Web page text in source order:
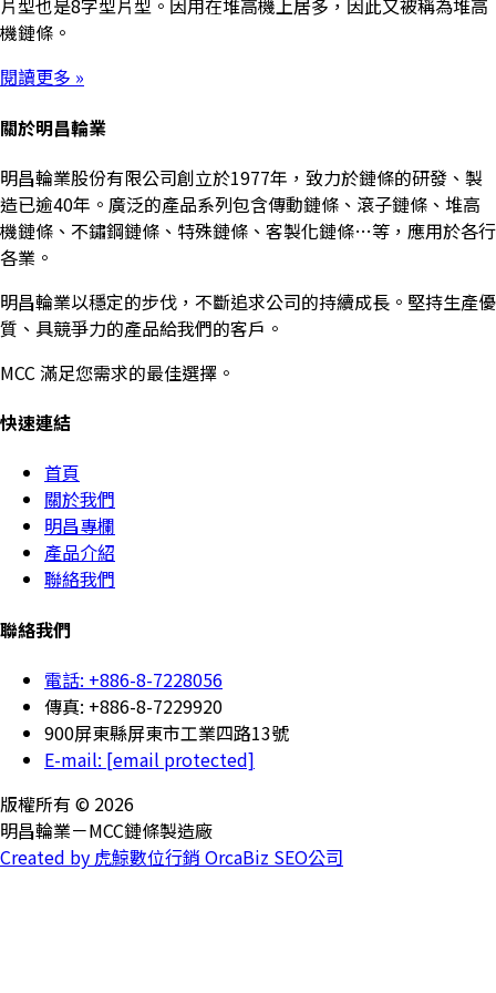
片型也是8字型片型。因用在堆高機上居多，因此又被稱為堆高
機鏈條。
閱讀更多 »
關於明昌輪業
明昌輪業股份有限公司創立於1977年，致力於鏈條的研發、製
造已逾40年。廣泛的產品系列包含傳動鏈條、滾子鏈條、堆高
機鏈條、不鏽鋼鏈條、特殊鏈條、客製化鏈條…等，應用於各行
各業。
明昌輪業以穩定的步伐，不斷追求公司的持續成長。堅持生產優
質、具競爭力的產品給我們的客戶。
MCC 滿足您需求的最佳選擇。
快速連結
首頁
關於我們
明昌專欄
產品介紹
聯絡我們
聯絡我們
電話: +886-8-7228056
傳真: +886-8-7229920
900屏東縣屏東市工業四路13號
E-mail: [email protected]
版權所有 © 2026
明昌輪業－MCC鏈條製造廠
Created by 虎鯨數位行銷 OrcaBiz SEO公司